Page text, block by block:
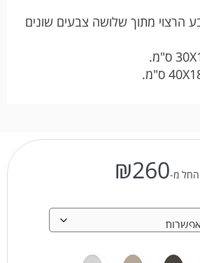
הרצוי מתוך שלושה צבעים שונים
החל מ- ₪260